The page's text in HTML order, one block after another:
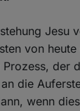
Jesu
von heute
der
die
wenn